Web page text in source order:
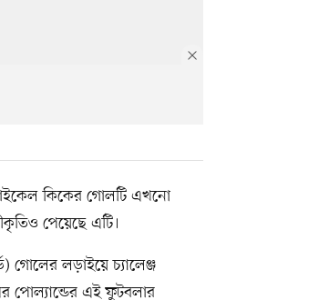
কিকের গোলটি এখনো
পেয়েছে এটি।
গোলের লড়াইয়ে চ্যালেঞ্জ
পোল্যান্ডের এই ফুটবলার